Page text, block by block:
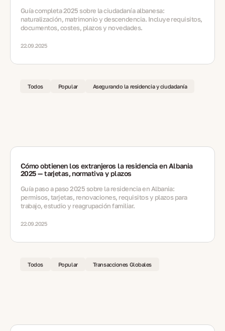
Guía completa 2025 sobre la ciudadanía albanesa:
naturalización, matrimonio y descendencia. Incluye requisitos,
documentos, costes, plazos y novedades.
22.09.2025
Todos Popular Asegurando la residencia y ciudadanía
Cómo obtienen los extranjeros la residencia en Albania
2025 — tarjetas, normativa y plazos
Guía paso a paso 2025 sobre la residencia en Albania:
permisos, tarjetas, renovaciones, requisitos y plazos para
trabajo, estudio y reagrupación familiar.
22.09.2025
Todos Popular Transacciones Globales